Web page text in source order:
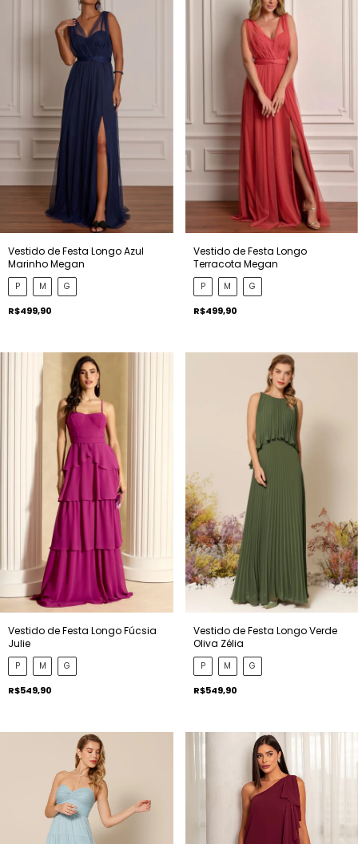
Vestido de Festa Longo Azul
Marinho Megan
P M G
R$499,90
Vestido de Festa Longo
Terracota Megan
P M G
R$499,90
Vestido de Festa Longo Fúcsia
Julie
P M G
R$549,90
Vestido de Festa Longo Verde
Oliva Zélia
P M G
R$549,90